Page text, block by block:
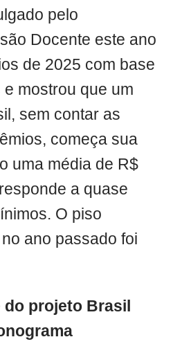
pelo
Docente este ano
de 2025 com base
mostrou que um
sem contar as
começa sua
uma média de R$
a quase
O piso
ano passado foi
projeto Brasil